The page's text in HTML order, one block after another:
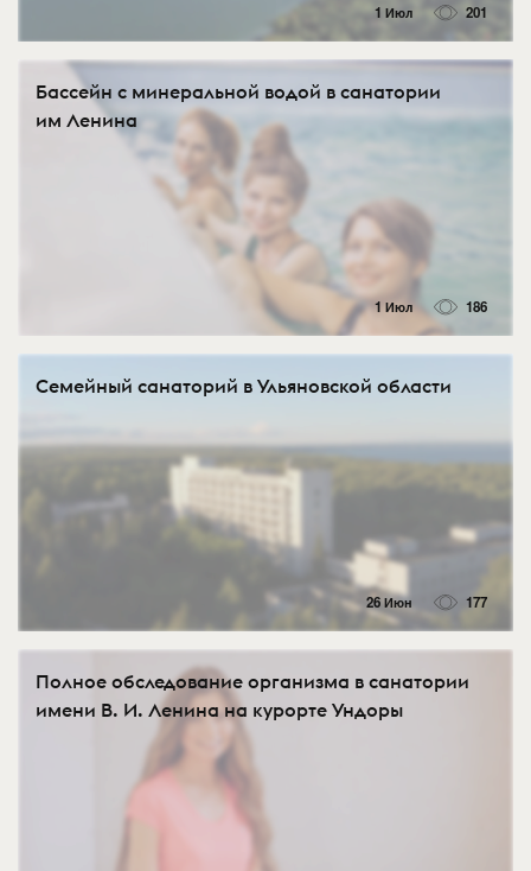
1 Июл 201
Бассейн с минеральной водой в санатории
им Ленина
1 Июл 186
Семейный санаторий в Ульяновской области
26 Июн 177
Полное обследование организма в санатории
имени В. И. Ленина на курорте Ундоры